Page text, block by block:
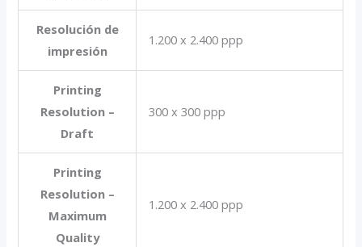
Resolución de
impresión
1.200 x 2.400 ppp
Printing
Resolution –
Draft
300 x 300 ppp
Printing
Resolution –
Maximum
Quality
1.200 x 2.400 ppp